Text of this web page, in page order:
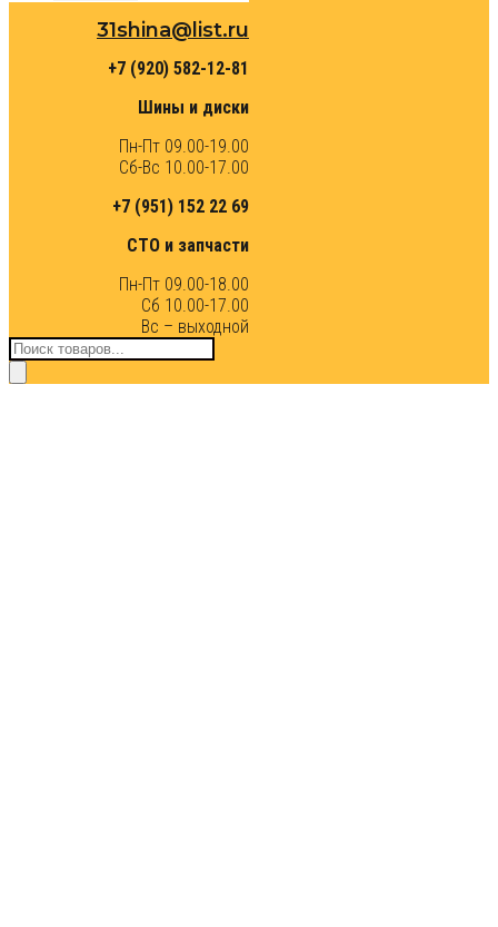
31shina@list.ru
+7 (920) 582-12-81
Шины и диски
Пн-Пт 09.00-19.00
Сб-Вс 10.00-17.00
+7 (951) 152 22 69
СТО и запчасти
Пн-Пт 09.00-18.00
Сб 10.00-17.00
Вс – выходной
Поиск
товаров